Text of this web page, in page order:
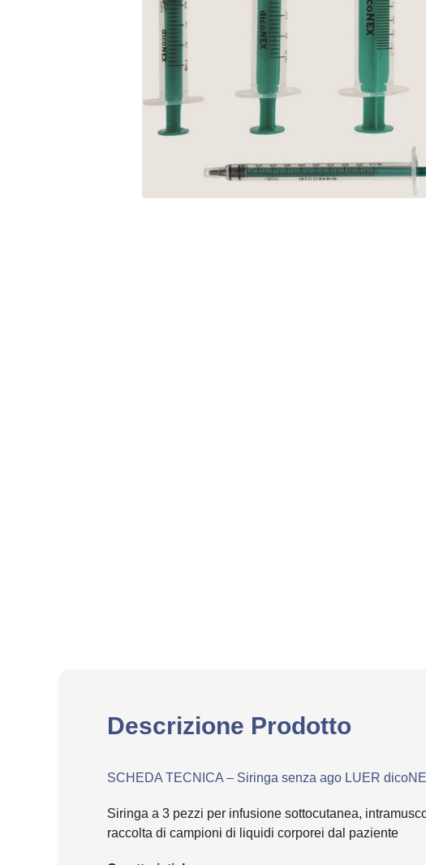
Descrizione Prodotto
SCHEDA TECNICA – Siringa senza ago LUER
Siringa a 3 pezzi per infusione sottocutanea,
raccolta di campioni di liquidi corporei dal paziente